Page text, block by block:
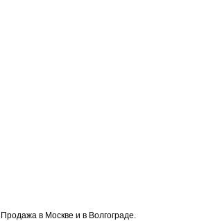
Продажа в Москве и в Волгограде.